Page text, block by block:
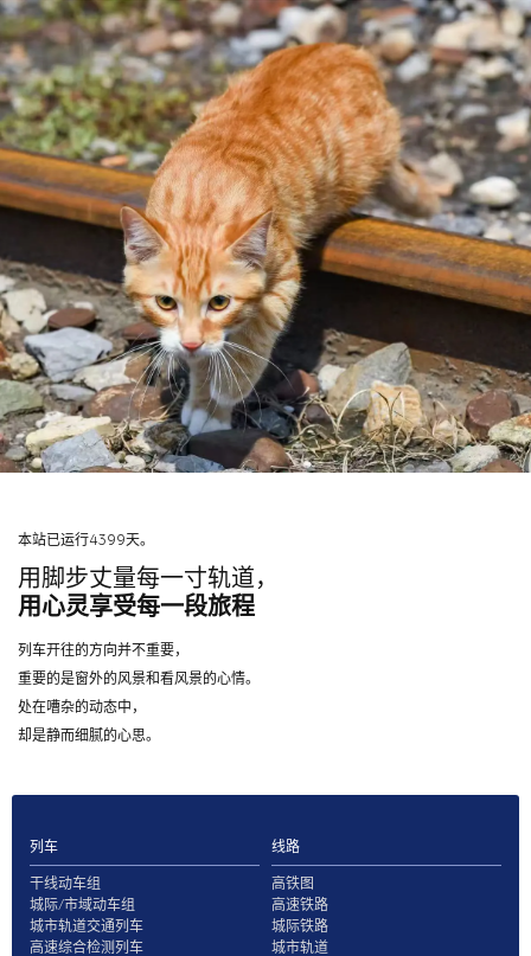
本站已运行4399天。
用脚步丈量每一寸轨道，
用心灵享受每一段旅程
列车开往的方向并不重要，
重要的是窗外的风景和看风景的心情。
处在嘈杂的动态中，
却是静而细腻的心思。
列车
干线动车组
城际/市域动车组
城市轨道交通列车
高速综合检测列车
线路
高铁图
高速铁路
城际铁路
城市轨道